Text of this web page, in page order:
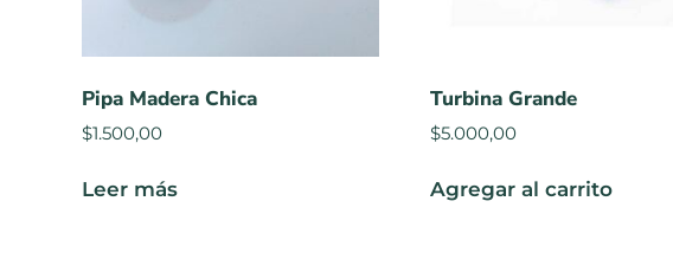
Pipa Madera Chica
$1.500,00
Leer más
Turbina Grande
$5.000,00
Agregar al carrito